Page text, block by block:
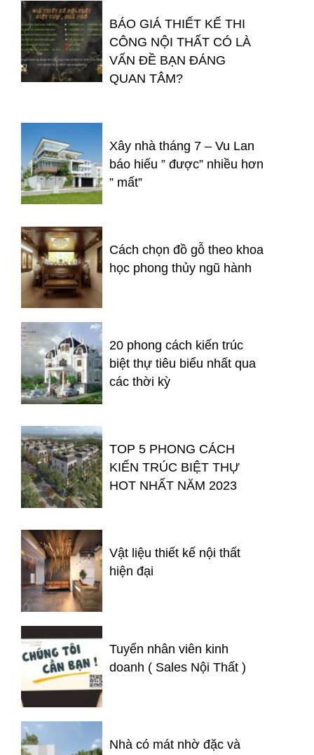
BÁO GIÁ THIẾT KẾ THI
CÔNG NỘI THẤT CÓ LÀ
VẤN ĐỀ BẠN ĐÁNG
QUAN TÂM?
Xây nhà tháng 7 – Vu Lan
báo hiếu ” được” nhiều hơn
” mất”
Cách chọn đồ gỗ theo khoa
học phong thủy ngũ hành
20 phong cách kiến trúc
biệt thự tiêu biểu nhất qua
các thời kỳ
TOP 5 PHONG CÁCH
KIẾN TRÚC BIỆT THỰ
HOT NHẤT NĂM 2023
Vật liệu thiết kế nội thất
hiện đại
Tuyển nhân viên kinh
doanh ( Sales Nội Thất )
Nhà có mát nhờ đặc và